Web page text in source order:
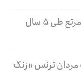
ترنس «زنگ